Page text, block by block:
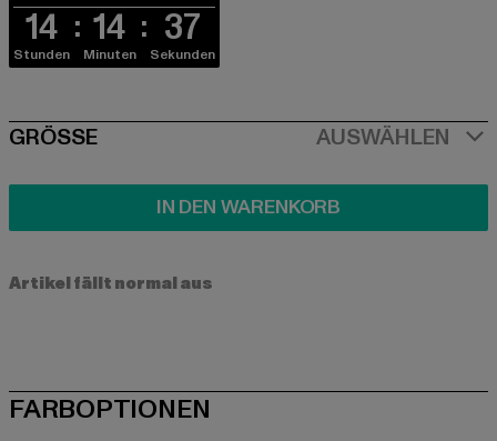
14
Stunden
14
Minuten
37
Sekunden
SIZE
GRÖSSE AUSWÄHLEN
IN DEN WARENKORB
Artikel fällt normal aus
FARBOPTIONEN